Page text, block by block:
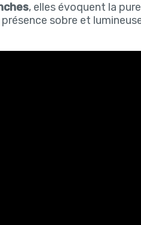
, elles évoquent la
présence sobre et